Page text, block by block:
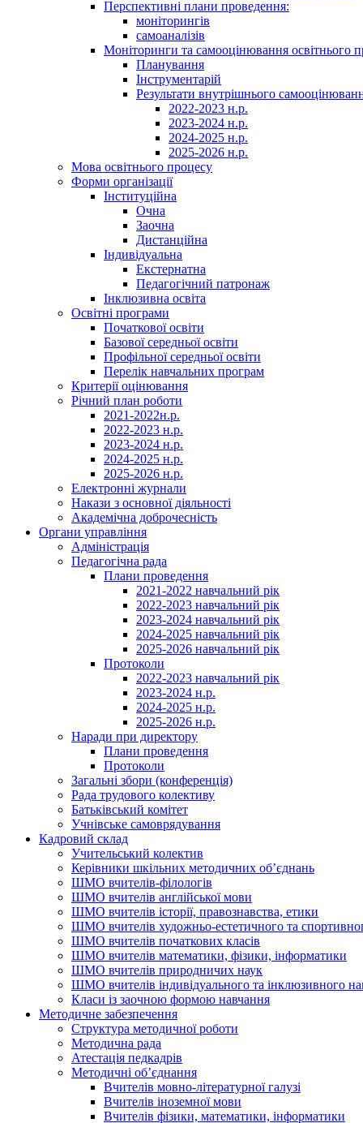
Перспективні плани проведення:
моніторингів
самоаналізів
Моніторинги та самооцінювання освітнього
Планування
Інструментарій
Результати внутрішнього
2022-2023 н.р.
2023-2024 н.р.
2024-2025 н.р.
2025-2026 н.р.
Мова освітнього процесу
Форми організації
Інституційна
Очна
Заочна
Дистанційна
Індивідуальна
Екстернатна
Педагогічний патронаж
Інклюзивна освіта
Освітні програми
Початкової освіти
Базової середньої освіти
Профільної середньої освіти
Перелік навчальних програм
Критерії оцінювання
Річний план роботи
2021-2022н.р.
2022-2023 н.р.
2023-2024 н.р.
2024-2025 н.р.
2025-2026 н.р.
Електронні журнали
Накази з основної діяльності
Академічна доброчесність
Органи управління
Адміністрація
Педагогічна рада
Плани проведення
2021-2022 навчальний рік
2022-2023 навчальний рік
2023-2024 навчальний рік
2024-2025 навчальний рік
2025-2026 навчальний рік
Протоколи
2022-2023 навчальний рік
2023-2024 н.р.
2024-2025 н.р.
2025-2026 н.р.
Наради при директору
Плани проведення
Протоколи
Загальні збори (конференція)
Рада трудового колективу
Батьківський комітет
Учнівське самоврядування
Кадровий склад
Учительський колектив
Керівники шкільних методичних об’єднань
ШМО вчителів-філологів
ШМО вчителів англійської мови
ШМО вчителів історії, правознавства, етики
ШМО вчителів художньо-естетичного та
ШМО вчителів початкових класів
ШМО вчителів математики, фізики, інформатики
ШМО вчителів природничих наук
ШМО вчителів індивідуального та інклюзивного
Класи із заочною формою навчання
Методичне забезпечення
Структура методичної роботи
Методична рада
Атестація педкадрів
Методичні об’єднання
Вчителів мовно-літературної галузі
Вчителів іноземної мови
Вчителів фізики, математики, інформатики